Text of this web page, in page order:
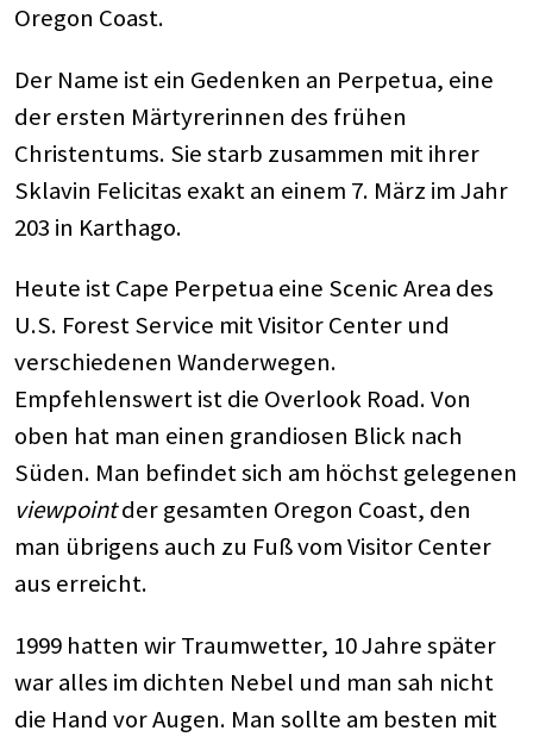
Oregon Coast.
Der Name ist ein Gedenken an Perpetua, eine
der ersten Märtyrerinnen des frühen
Christentums. Sie starb zusammen mit ihrer
Sklavin Felicitas exakt an einem 7. März im Jahr
203 in Karthago.
Heute ist Cape Perpetua eine Scenic Area des
U.S. Forest Service mit Visitor Center und
verschiedenen Wanderwegen.
Empfehlenswert ist die Overlook Road. Von
oben hat man einen grandiosen Blick nach
Süden. Man befindet sich am höchst gelegenen
viewpointder gesamten Oregon Coast, den
man übrigens auch zu Fuß vom Visitor Center
aus erreicht.
1999 hatten wir Traumwetter, 10 Jahre später
war alles im dichten Nebel und man sah nicht
die Hand vor Augen. Man sollte am besten mit